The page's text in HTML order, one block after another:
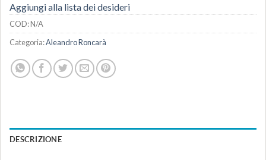
Aggiungi alla lista dei desideri
COD:N/A
Categoria:Aleandro Roncarà
DESCRIZIONE